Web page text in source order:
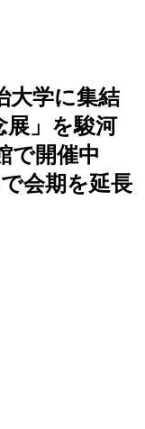
大学に集結
展」を駿河
で開催中
会期を延長